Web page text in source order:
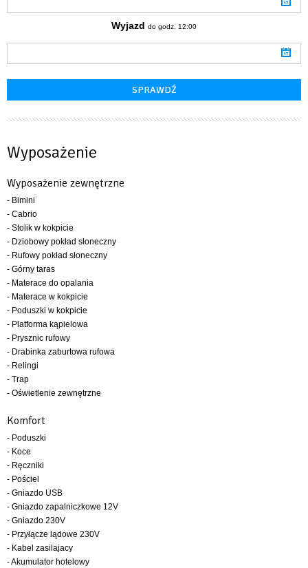
Wyjazd do godz. 12:00
Wyposażenie
Wyposażenie zewnętrzne
- Bimini
- Cabrio
- Stolik w kokpicie
- Dziobowy pokład słoneczny
- Rufowy pokład słoneczny
- Górny taras
- Materace do opalania
- Materace w kokpicie
- Poduszki w kokpicie
- Platforma kąpielowa
- Prysznic rufowy
- Drabinka zaburtowa rufowa
- Relingi
- Trap
- Oświetlenie zewnętrzne
Komfort
- Poduszki
- Koce
- Ręczniki
- Pościel
- Gniazdo USB
- Gniazdo zapalniczkowe 12V
- Gniazdo 230V
- Przyłącze lądowe 230V
- Kabel zasilajacy
- Akumulator hotelowy